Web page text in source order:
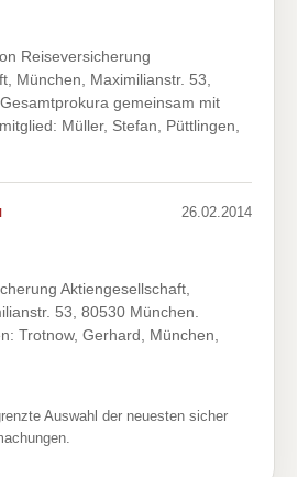
Reiseversicherung
München, Maximilianstr. 53,
gemeinsam mit
Müller, Stefan, Püttlingen,
26.02.2014
Aktiengesellschaft,
53, 80530 München.
Trotnow, Gerhard, München,
Auswahl der neuesten sicher